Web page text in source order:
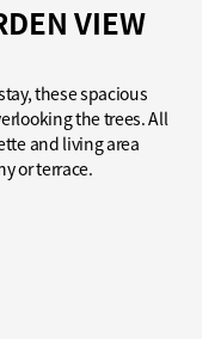
VIEW
these spacious
the trees. All
and living area
or terrace.